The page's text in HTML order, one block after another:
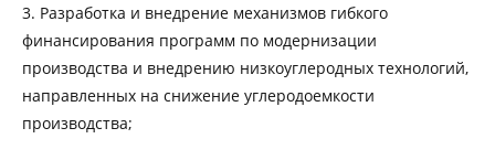
3. Разработка и внедрение механизмов гибкого
финансирования программ по модернизации
производства и внедрению низкоуглеродных технологий,
направленных на снижение углеродоемкости
производства;